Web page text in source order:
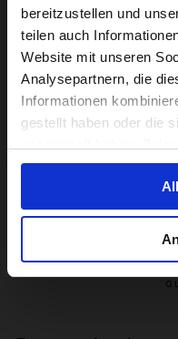
bereitzustellen und
teilen auch
Website mit unseren
Analysepartnern, die
Informationen
gestellt haben oder die
Specifiche
G
For a better